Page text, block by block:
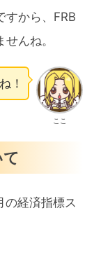
すから、FRB
んね。
ここ
！
の経済指標ス